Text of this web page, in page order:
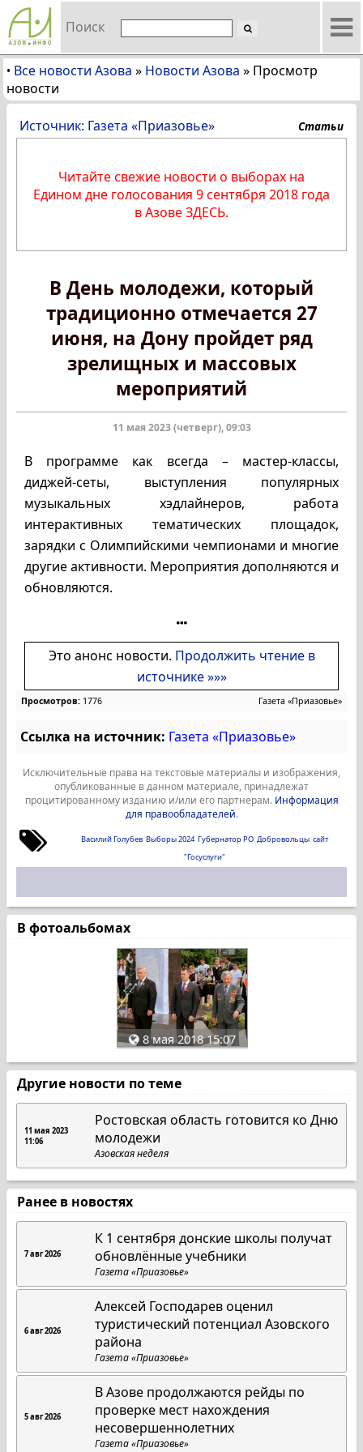
Поиск
• Все новости Азова » Новости Азова » Просмотр
новости
Источник: Газета «Приазовье» Статьи
Читайте свежие новости о выборах на
Едином дне голосования 9 сентября 2018 года
в Азове ЗДЕСЬ.
В День молодежи, который
традиционно отмечается 27
июня, на Дону пройдет ряд
зрелищных и массовых
мероприятий
11 мая 2023 (четверг), 09:03
В программе как всегда – мастер-классы,
диджей-сеты, выступления популярных
музыкальных хэдлайнеров, работа
интерактивных тематических площадок,
зарядки с Олимпийскими чемпионами и многие
другие активности. Мероприятия дополняются и
обновляются.
Это анонс новости. Продолжить чтение в
источнике »»»
Просмотров: 1776 Газета «Приазовье»
Ссылка на источник: Газета «Приазовье»
Исключительные права на текстовые материалы и изображения,
опубликованные в данном материале, принадлежат
процитированному изданию и/или его партнерам. Информация
для правообладателей.
Василий Голубев Выборы 2024 Губернатор РО Добровольцы сайт
"Госуслуги"
В фотоальбомах
8 мая 2018 15:07
Другие новости по теме
11 мая 2023
11:06
Ростовская область готовится ко Дню
молодежи
Азовская неделя
Ранее в новостях
7 авг 2026
К 1 сентября донские школы получат
обновлённые учебники
Газета «Приазовье»
6 авг 2026
Алексей Господарев оценил
туристический потенциал Азовского
района
Газета «Приазовье»
5 авг 2026
В Азове продолжаются рейды по
проверке мест нахождения
несовершеннолетних
Газета «Приазовье»